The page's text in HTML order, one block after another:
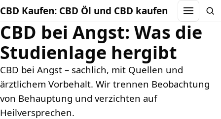
CBD Kaufen: CBD Öl und CBD kaufen Menu
CBD bei Angst: Was die
Studienlage hergibt
CBD bei Angst – sachlich, mit Quellen und
ärztlichem Vorbehalt. Wir trennen Beobachtung
von Behauptung und verzichten auf
Heilversprechen.